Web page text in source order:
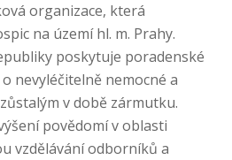
organizace, která
na území hl. m. Prahy.
poskytuje poradenské
nevyléčitelně nemocné a
v době zármutku.
povědomí v oblasti
vzdělávání odborníků a